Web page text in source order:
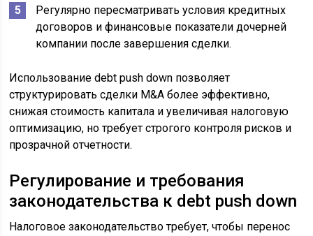
Регулярно пересматривать условия кредитных
договоров и финансовые показатели дочерней
компании после завершения сделки.
Использование debt push down позволяет
структурировать сделки M&A более эффективно,
снижая стоимость капитала и увеличивая налоговую
оптимизацию, но требует строгого контроля рисков и
прозрачной отчетности.
Регулирование и требования
законодательства к debt push down
Налоговое законодательство требует, чтобы перенос